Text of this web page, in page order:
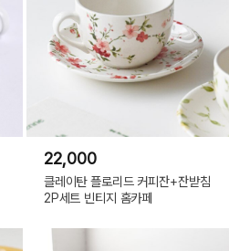
22,000
클레이탄 플로리드 커피잔+잔받침
2P세트 빈티지 홈카페